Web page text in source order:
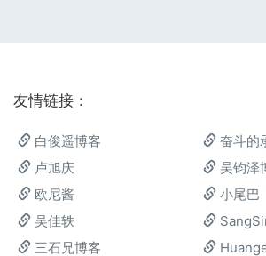
友情链接：
白俊遥博客
奋斗的
卢旭庆
吴钧泽
欧尼酱
小尾巴
吴佳轶
三石兄博客